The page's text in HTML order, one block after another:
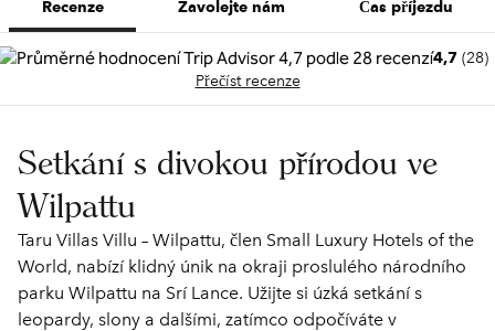
Recenze Zavolejte nám Čas příjezdu
4,7 (28)
Přečíst recenze
Setkání s divokou přírodou ve
Wilpattu
Taru Villas Villu – Wilpattu, člen Small Luxury Hotels of the
World, nabízí klidný únik na okraji proslulého národního
parku Wilpattu na Srí Lance. Užijte si úzká setkání s
leopardy, slony a dalšími, zatímco odpočíváte v